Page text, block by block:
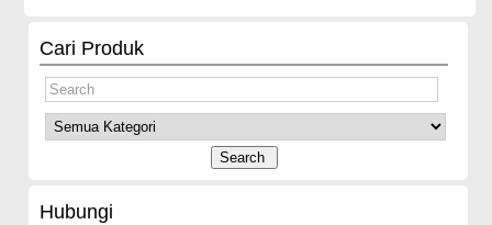
Cari Produk
Hubungi